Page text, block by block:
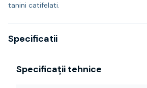
tanini catifelati.
Specificatii
Specificații tehnice